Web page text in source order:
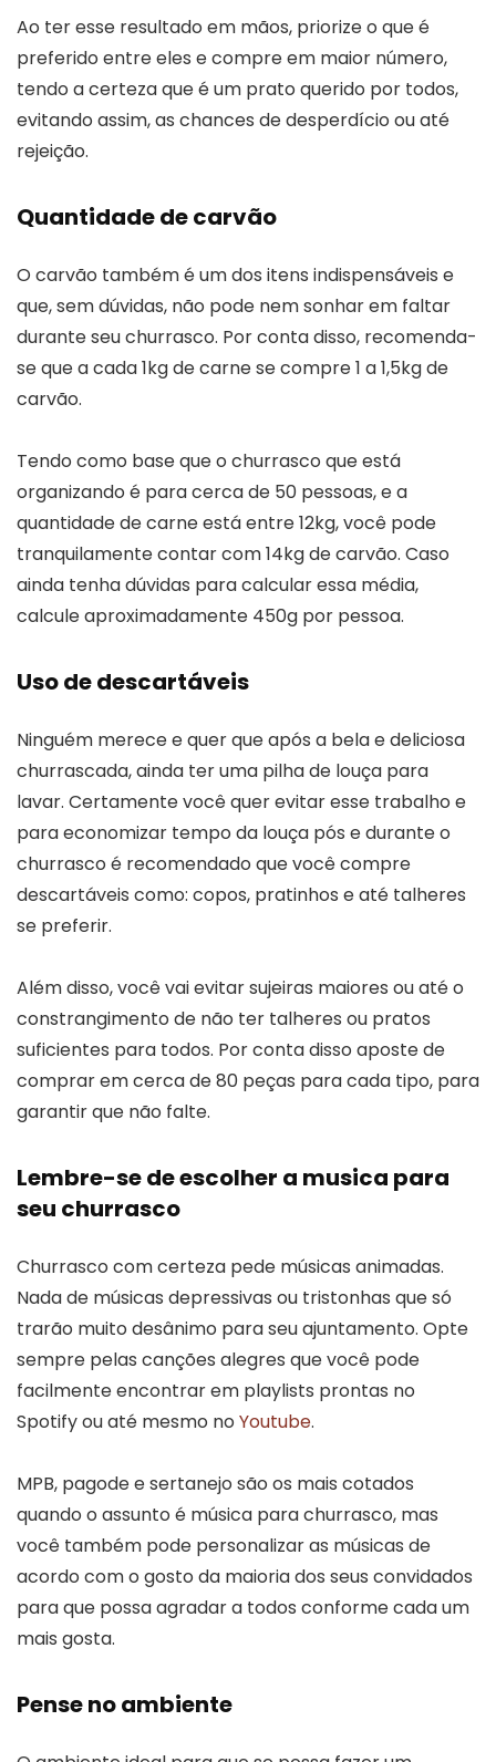
Ao ter esse resultado em mãos, priorize o que é
preferido entre eles e compre em maior número,
tendo a certeza que é um prato querido por todos,
evitando assim, as chances de desperdício ou até
rejeição.
Quantidade de carvão
O carvão também é um dos itens indispensáveis e
que, sem dúvidas, não pode nem sonhar em faltar
durante seu churrasco. Por conta disso, recomenda-
se que a cada 1kg de carne se compre 1 a 1,5kg de
carvão.
Tendo como base que o churrasco que está
organizando é para cerca de 50 pessoas, e a
quantidade de carne está entre 12kg, você pode
tranquilamente contar com 14kg de carvão. Caso
ainda tenha dúvidas para calcular essa média,
calcule aproximadamente 450g por pessoa.
Uso de descartáveis
Ninguém merece e quer que após a bela e deliciosa
churrascada, ainda ter uma pilha de louça para
lavar. Certamente você quer evitar esse trabalho e
para economizar tempo da louça pós e durante o
churrasco é recomendado que você compre
descartáveis como: copos, pratinhos e até talheres
se preferir.
Além disso, você vai evitar sujeiras maiores ou até o
constrangimento de não ter talheres ou pratos
suficientes para todos. Por conta disso aposte de
comprar em cerca de 80 peças para cada tipo, para
garantir que não falte.
Lembre-se de escolher a musica para
seu churrasco
Churrasco com certeza pede músicas animadas.
Nada de músicas depressivas ou tristonhas que só
trarão muito desânimo para seu ajuntamento. Opte
sempre pelas canções alegres que você pode
facilmente encontrar em playlists prontas no
Spotify ou até mesmo no Youtube.
MPB, pagode e sertanejo são os mais cotados
quando o assunto é música para churrasco, mas
você também pode personalizar as músicas de
acordo com o gosto da maioria dos seus convidados
para que possa agradar a todos conforme cada um
mais gosta.
Pense no ambiente